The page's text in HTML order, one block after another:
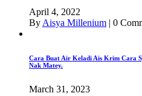
April 4, 2022
By Aisya Millenium | 0
Cara Buat Air Keladi Ais Krim Cara
Nak Matey.
March 31, 2023